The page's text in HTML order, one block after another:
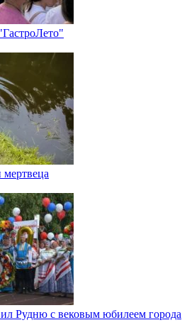
Рудню с вековым юбилеем города